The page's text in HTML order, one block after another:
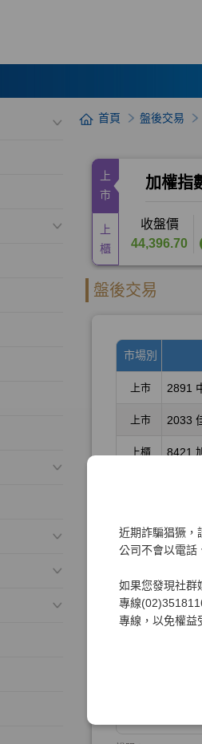
近期詐騙猖獗，
公司不會以電話
如果您發現社群
專線
專線，以免權益
首頁 盤後交易